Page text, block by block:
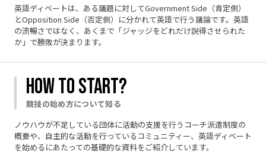
英語ディベートは、ある議題に対してGovernment Side（肯定側）
とOpposition Side（否定側）に分かれて英語で行う議論です。英語
の流暢さではなく、あくまで「ジャッジをどれだけ説得させられた
か」で勝敗が決まります。
HOW TO START?
競技の始め方について知る
ノウハウが不足している団体に活動の支援を行うコーチ派遣制度の
概要や、自主的な活動を行っているコミュニティー、英語ディベート
を始めるにあたっての基礎的な資料をご紹介しています。